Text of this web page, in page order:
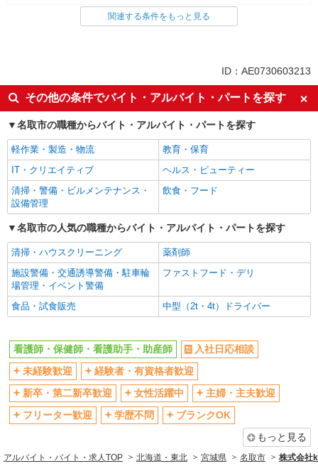
看護師・保健師・看護助手・助産師
ボーナス・賞与あり
車通勤OK
交通費支給
社会保険あり
産休・育休取得実績あり
関連する条件をもっと見る
ID：AE0730603213
その他の条件でバイト・アルバイト・パートを探す
名取市の職種からバイト・アルバイト・パートを探す
軽作業・製造・物流
教育・保育
IT・クリエイティブ
ヘルス・ビューティー
清掃・警備・ビルメンテナンス・
設備管理
飲食・フード
名取市の人気の職種からバイト・アルバイト・パートを探す
清掃・ハウスクリーニング
薬剤師
施設警備・交通誘導警備・駐車輪
場管理・イベント警備
ファストフード・デリ
食品・試食販売 中型（2t・4t）ドライバー
看護師・保健師・看護助手・助産師
入社日応相談
未経験歓迎
経験者・有資格者歓迎
新卒・第二新卒歓迎
女性活躍中
主婦・主夫歓迎
フリーター歓迎
学歴不問
ブランクOK
もっと見る
アルバイト・バイト・求人TOP 北海道・東北 宮城県 名取市 株式会社